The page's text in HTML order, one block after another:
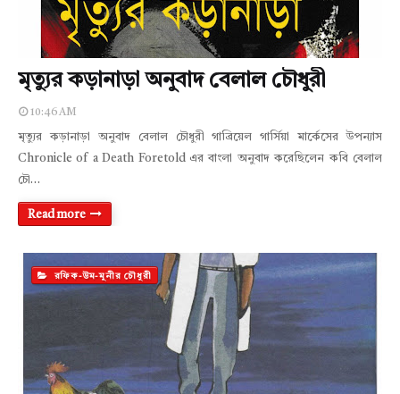
মৃত্যুর কড়ানাড়া অনুবাদ বেলাল চৌধুরী
10:46 AM
মৃত্যুর কড়ানাড়া অনুবাদ বেলাল চৌধুরী গাব্রিয়েল গার্সিয়া মার্কেসের উপন্যাস
Chronicle of a Death Foretold এর বাংলা অনুবাদ করেছিলেন কবি বেলাল
চৌ…
Read more
রফিক-উম-মুনীর চৌধুরী